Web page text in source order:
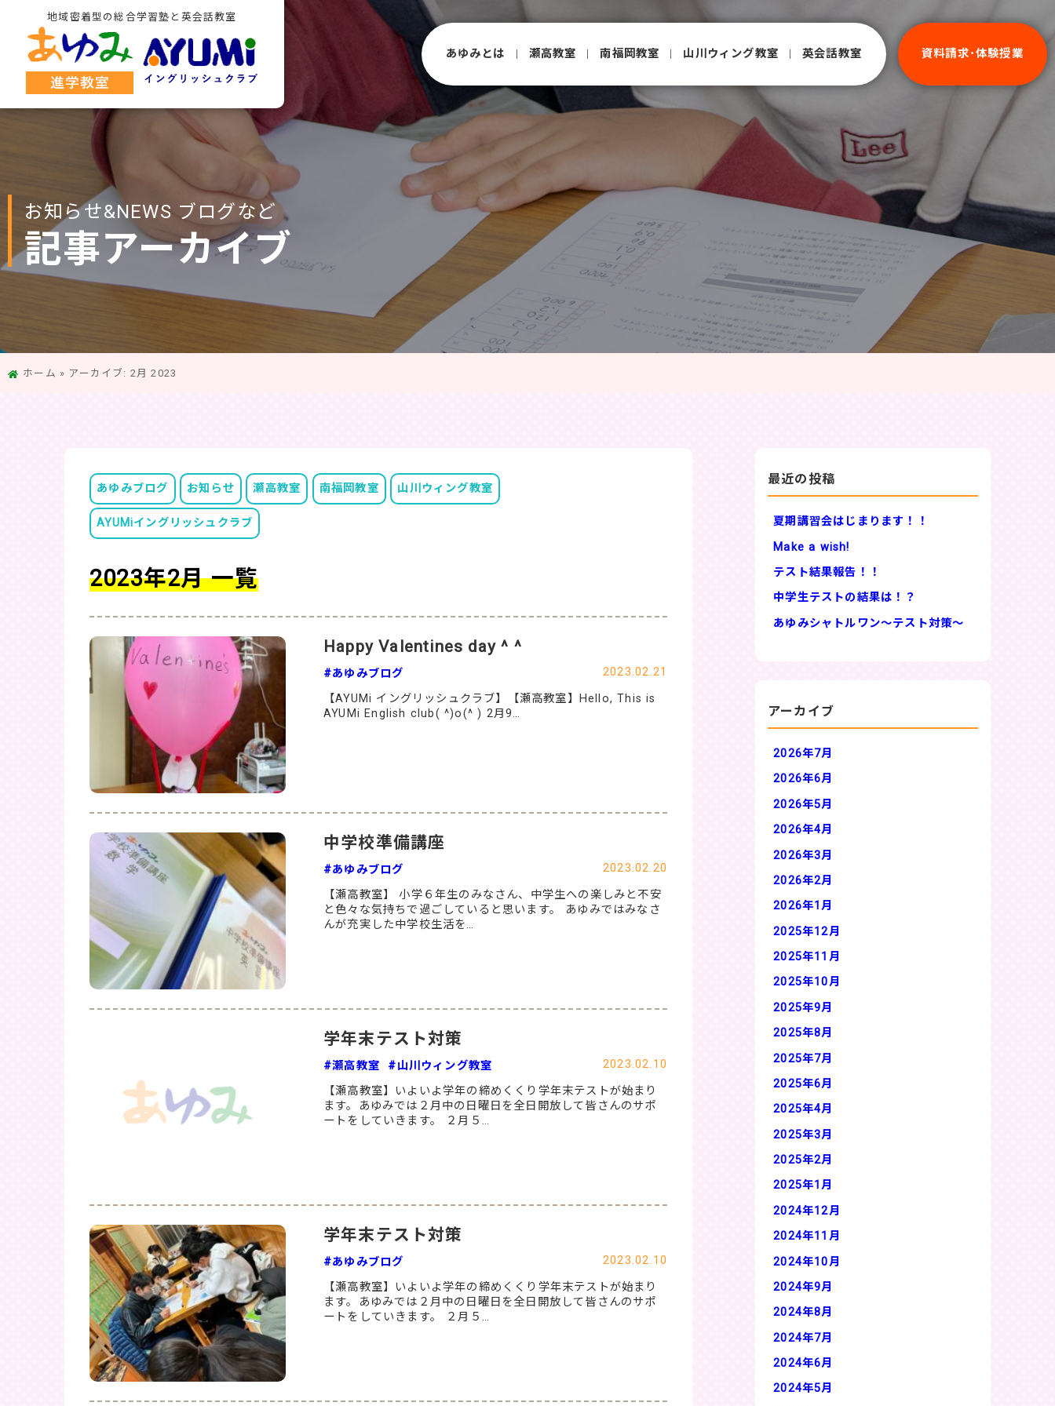
地域密着型の総合学習塾と英会話教室
あゆみとは 瀬⾼教室 南福岡教室 ⼭川ウィング教室 英会話教室 資料請求･体験授業
お知らせ&NEWS ブログなど
記事アーカイブ
ホーム » アーカイブ: 2月 2023
あゆみブログ お知らせ 瀬高教室 南福岡教室 山川ウィング教室
AYUMiイングリッシュクラブ
2023年2月 一覧
Happy Valentines day ^ ^
#あゆみブログ
2023.02.21
【AYUMi イングリッシュクラブ】【瀬高教室】Hello, This is
AYUMi English club( ^)o(^ ) 2月9…
中学校準備講座
#あゆみブログ
2023.02.20
【瀬高教室】 小学６年生のみなさん、中学生への楽しみと不安
と色々な気持ちで過ごしていると思います。 あゆみではみなさ
んが充実した中学校生活を…
学年末テスト対策
#瀬高教室 #山川ウィング教室
2023.02.10
【瀬高教室】いよいよ学年の締めくくり学年末テストが始まり
ます。あゆみでは２月中の日曜日を全日開放して皆さんのサポ
ートをしていきます。 ２月５…
学年末テスト対策
#あゆみブログ
2023.02.10
【瀬高教室】いよいよ学年の締めくくり学年末テストが始まり
ます。あゆみでは２月中の日曜日を全日開放して皆さんのサポ
ートをしていきます。 ２月５…
最近の投稿
夏期講習会はじまります！！
Make a wish!
テスト結果報告！！
中学生テストの結果は！？
あゆみシャトルワン～テスト対策～
アーカイブ
2026年7月
2026年6月
2026年5月
2026年4月
2026年3月
2026年2月
2026年1月
2025年12月
2025年11月
2025年10月
2025年9月
2025年8月
2025年7月
2025年6月
2025年4月
2025年3月
2025年2月
2025年1月
2024年12月
2024年11月
2024年10月
2024年9月
2024年8月
2024年7月
2024年6月
2024年5月